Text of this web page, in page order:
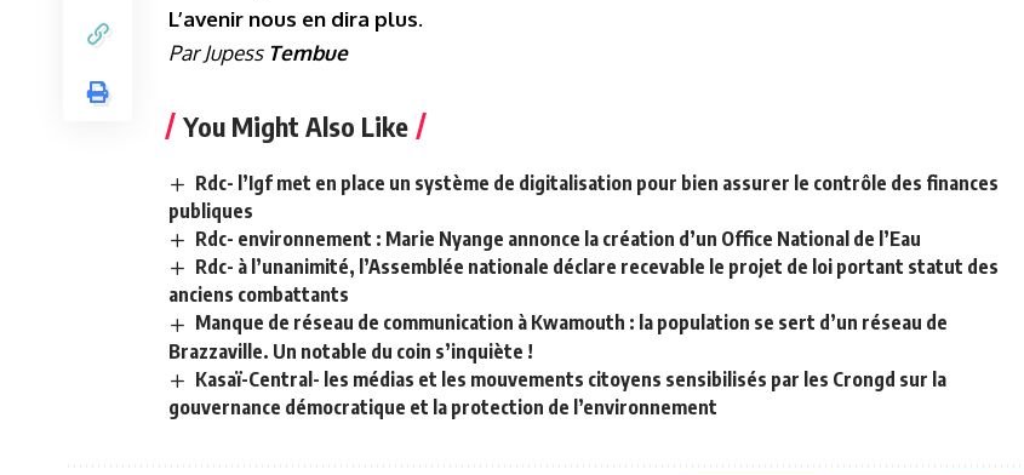
L’avenir nous en dira plus.
Par Jupess Tembue
You Might Also Like
Rdc- l’Igf met en place un système de digitalisation pour bien assurer le contrôle des finances
publiques
Rdc- environnement : Marie Nyange annonce la création d’un Office National de l’Eau
Rdc- à l’unanimité, l’Assemblée nationale déclare recevable le projet de loi portant statut des
anciens combattants
Manque de réseau de communication à Kwamouth : la population se sert d’un réseau de
Brazzaville. Un notable du coin s’inquiète !
Kasaï-Central- les médias et les mouvements citoyens sensibilisés par les Crongd sur la
gouvernance démocratique et la protection de l’environnement